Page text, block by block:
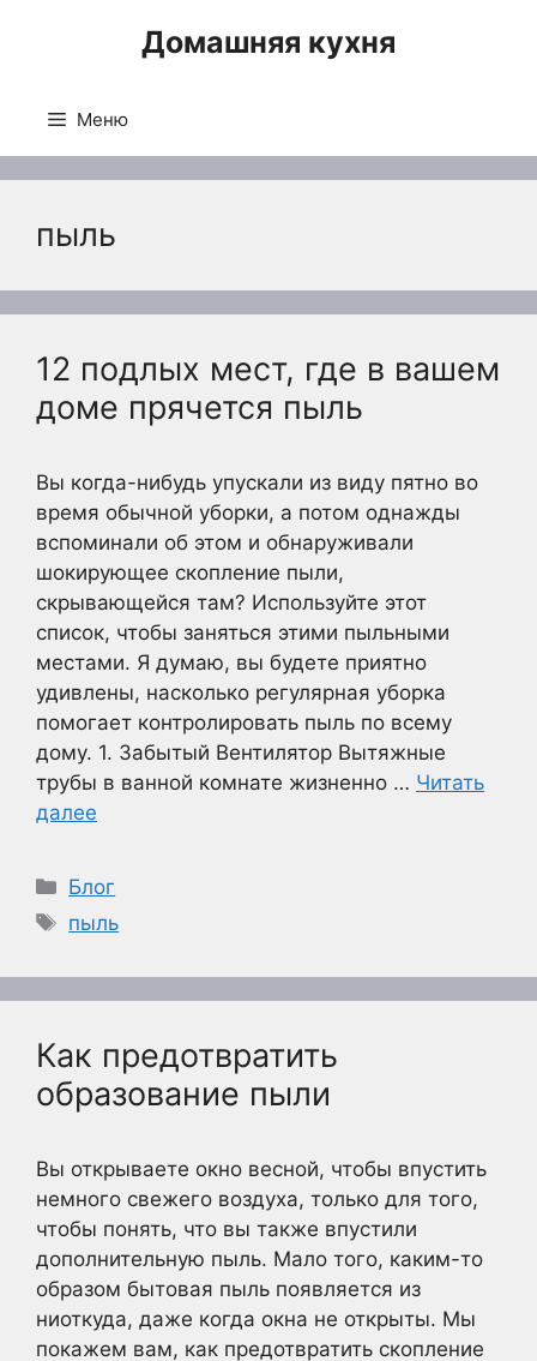
Домашняя кухня
Меню
пыль
12 подлых мест, где в вашем
доме прячется пыль
Вы когда-нибудь упускали из виду пятно во
время обычной уборки, а потом однажды
вспоминали об этом и обнаруживали
шокирующее скопление пыли,
скрывающейся там? Используйте этот
список, чтобы заняться этими пыльными
местами. Я думаю, вы будете приятно
удивлены, насколько регулярная уборка
помогает контролировать пыль по всему
дому. 1. Забытый Вентилятор Вытяжные
трубы в ванной комнате жизненно … Читать
далее
Рубрики
Блог
Метки
пыль
Как предотвратить
образование пыли
Вы открываете окно весной, чтобы впустить
немного свежего воздуха, только для того,
чтобы понять, что вы также впустили
дополнительную пыль. Мало того, каким-то
образом бытовая пыль появляется из
ниоткуда, даже когда окна не открыты. Мы
покажем вам, как предотвратить скопление